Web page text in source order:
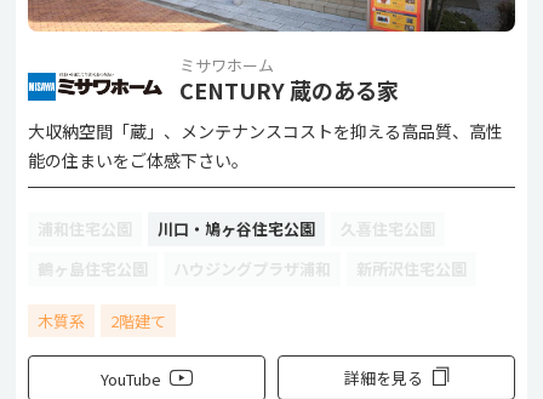
ミサワホーム
CENTURY 蔵のある家
大収納空間「蔵」、メンテナンスコストを抑える高品質、高性
能の住まいをご体感下さい。
浦和住宅公園 川口・鳩ヶ谷住宅公園
久喜住宅公園
鶴ヶ島住宅公園
ハウジングプラザ浦和 新所沢住宅公園
木質系 2階建て
YouTube 詳細を見る